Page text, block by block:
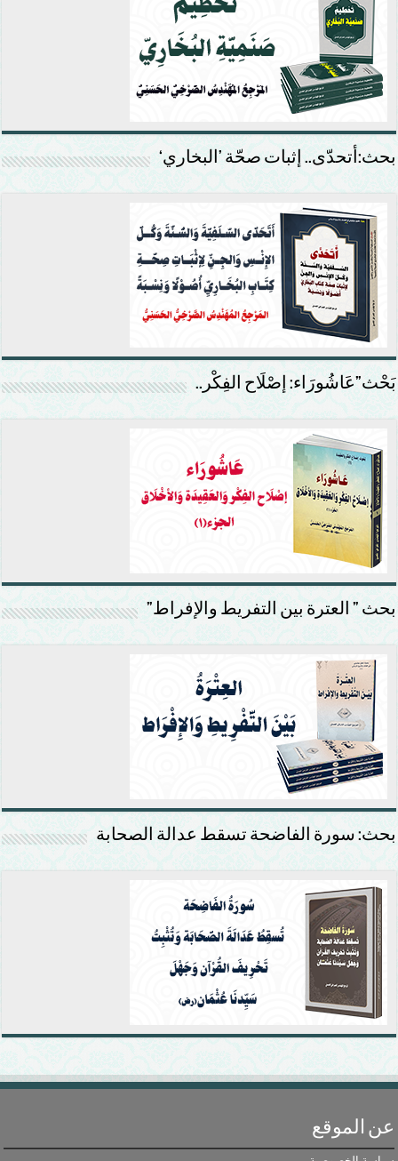
بحث:أتحدّى.. إثبات صحّة ’البخاري‘
بَحْث”عَاشُورَاء: إصْلَاح الفِكْر..
بحث ” العترة بين التفريط والإفراط”
بحث: سورة الفاضحة تسقط عدالة الصحابة
عن الموقع